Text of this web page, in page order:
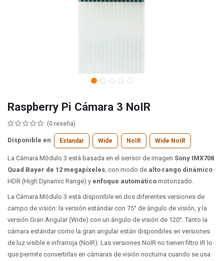
Raspberry Pi Cámara 3 NoIR
(0 reseña)
Disponible en Estandar Wide NoIR Wide NoIR
La Cámara Módulo 3 está basada en el sensor de imagen Sony IMX708
Quad Bayer de 12 megapíxeles, con modo de alto rango dinámico
HDR (High Dynamic Range) y enfoque automático motorizado.
La Cámara Módulo 3 está disponible en dos diferentes versiones de
campo de visión: la versión estándar con 75° de ángulo de visión, y la
versión Gran Angular (Wide) con un ángulo de visión de 120°. Tanto la
cámara estándar como la gran angular están disponibles en versiones
de luz visible e infrarroja (NoIR). Las versiones NoIR no tienen filtro IR lo
que permite convertirlas en cámaras de visión nocturna cuando se usa